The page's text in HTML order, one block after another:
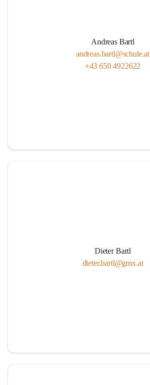
Andreas Bartl
andreas.bartl@schule.at
+43 650 4922622
Dieter Bartl
dieter.bartl@gmx.at